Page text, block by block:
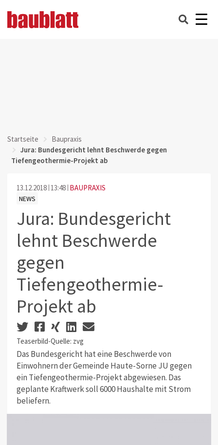
Startseite
Baupraxis
Jura: Bundesgericht lehnt Beschwerde gegen
Tiefengeothermie-Projekt ab
13.12.2018 13:48 BAUPRAXIS
NEWS
Jura: Bundesgericht
lehnt Beschwerde
gegen
Tiefengeothermie-
Projekt ab
Teaserbild-Quelle: zvg
Das Bundesgericht hat eine Beschwerde von
Einwohnern der Gemeinde Haute-Sorne JU gegen
ein Tiefengeothermie-Projekt abgewiesen. Das
geplante Kraftwerk soll 6000 Haushalte mit Strom
beliefern.